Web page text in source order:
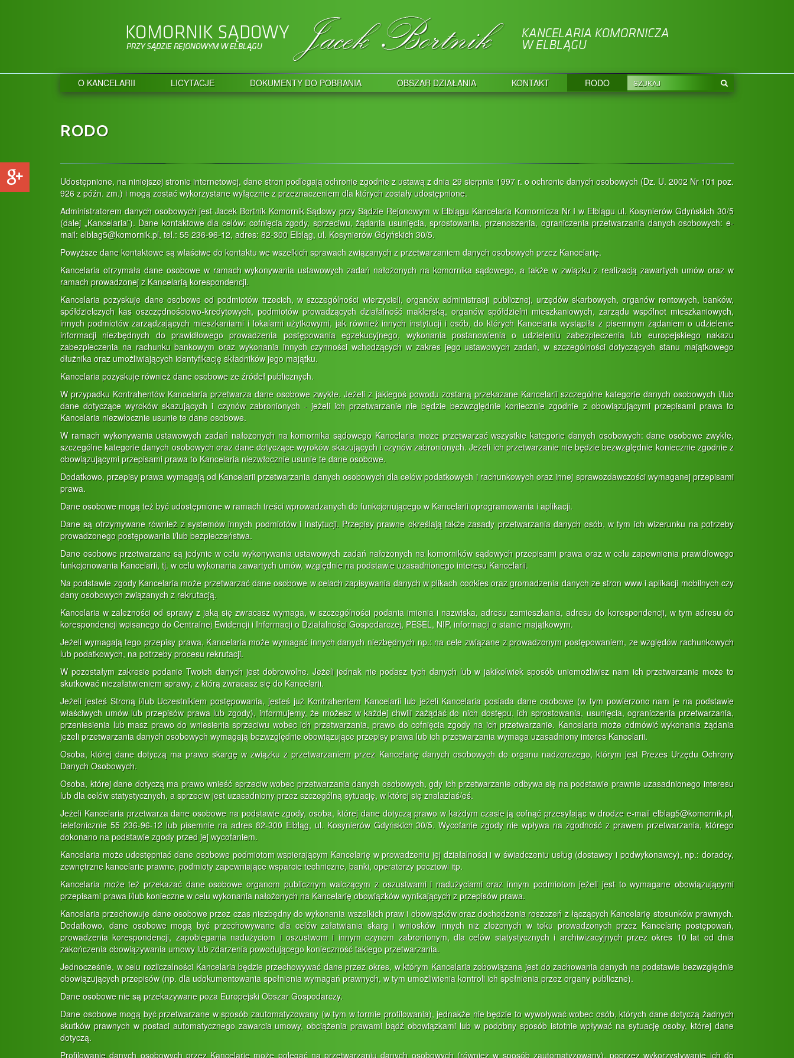
O KANCELARII LICYTACJE DOKUMENTY DO POBRANIA OBSZAR DZIAŁANIA KONTAKT RODO
RODO
Udostępnione, na niniejszej stronie internetowej, dane stron podlegają ochronie zgodnie z ustawą z dnia 29 sierpnia 1997 r. o ochronie danych osobowych (Dz. U. 2002 Nr 101 poz.
926 z późn. zm.) i mogą zostać wykorzystane wyłącznie z przeznaczeniem dla których zostały udostępnione.
Administratorem danych osobowych jest Jacek Bortnik Komornik Sądowy przy Sądzie Rejonowym w Elblągu Kancelaria Komornicza Nr I w Elblągu ul. Kosynierów Gdyńskich 30/5
(dalej „Kancelaria”). Dane kontaktowe dla celów: cofnięcia zgody, sprzeciwu, żądania usunięcia, sprostowania, przenoszenia, ograniczenia przetwarzania danych osobowych: e-
mail: elblag5@komornik.pl, tel.: 55 236-96-12, adres: 82-300 Elbląg, ul. Kosynierów Gdyńskich 30/5.
Powyższe dane kontaktowe są właściwe do kontaktu we wszelkich sprawach związanych z przetwarzaniem danych osobowych przez Kancelarię.
Kancelaria otrzymała dane osobowe w ramach wykonywania ustawowych zadań nałożonych na komornika sądowego, a także w związku z realizacją zawartych umów oraz w
ramach prowadzonej z Kancelarią korespondencji.
Kancelaria pozyskuje dane osobowe od podmiotów trzecich, w szczególności wierzycieli, organów administracji publicznej, urzędów skarbowych, organów rentowych, banków,
spółdzielczych kas oszczędnościowo-kredytowych, podmiotów prowadzących działalność maklerską, organów spółdzielni mieszkaniowych, zarządu wspólnot mieszkaniowych,
innych podmiotów zarządzających mieszkaniami i lokalami użytkowymi, jak również innych instytucji i osób, do których Kancelaria wystąpiła z pisemnym żądaniem o udzielenie
informacji niezbędnych do prawidłowego prowadzenia postępowania egzekucyjnego, wykonania postanowienia o udzieleniu zabezpieczenia lub europejskiego nakazu
zabezpieczenia na rachunku bankowym oraz wykonania innych czynności wchodzących w zakres jego ustawowych zadań, w szczególności dotyczących stanu majątkowego
dłużnika oraz umożliwiających identyfikację składników jego majątku.
Kancelaria pozyskuje również dane osobowe ze źródeł publicznych.
W przypadku Kontrahentów Kancelaria przetwarza dane osobowe zwykłe. Jeżeli z jakiegoś powodu zostaną przekazane Kancelarii szczególne kategorie danych osobowych i/lub
dane dotyczące wyroków skazujących i czynów zabronionych - jeżeli ich przetwarzanie nie będzie bezwzględnie koniecznie zgodnie z obowiązującymi przepisami prawa to
Kancelaria niezwłocznie usunie te dane osobowe.
W ramach wykonywania ustawowych zadań nałożonych na komornika sądowego Kancelaria może przetwarzać wszystkie kategorie danych osobowych: dane osobowe zwykłe,
szczególne kategorie danych osobowych oraz dane dotyczące wyroków skazujących i czynów zabronionych. Jeżeli ich przetwarzanie nie będzie bezwzględnie koniecznie zgodnie z
obowiązującymi przepisami prawa to Kancelaria niezwłocznie usunie te dane osobowe.
Dodatkowo, przepisy prawa wymagają od Kancelarii przetwarzania danych osobowych dla celów podatkowych i rachunkowych oraz innej sprawozdawczości wymaganej przepisami
prawa.
Dane osobowe mogą też być udostępnione w ramach treści wprowadzanych do funkcjonującego w Kancelarii oprogramowania i aplikacji.
Dane są otrzymywane również z systemów innych podmiotów i instytucji. Przepisy prawne określają także zasady przetwarzania danych osób, w tym ich wizerunku na potrzeby
prowadzonego postępowania i/lub bezpieczeństwa.
Dane osobowe przetwarzane są jedynie w celu wykonywania ustawowych zadań nałożonych na komorników sądowych przepisami prawa oraz w celu zapewnienia prawidłowego
funkcjonowania Kancelarii, tj. w celu wykonania zawartych umów, względnie na podstawie uzasadnionego interesu Kancelarii.
Na podstawie zgody Kancelaria może przetwarzać dane osobowe w celach zapisywania danych w plikach cookies oraz gromadzenia danych ze stron www i aplikacji mobilnych czy
dany osobowych związanych z rekrutacją.
Kancelaria w zależności od sprawy z jaką się zwracasz wymaga, w szczególności podania imienia i nazwiska, adresu zamieszkania, adresu do korespondencji, w tym adresu do
korespondencji wpisanego do Centralnej Ewidencji i Informacji o Działalności Gospodarczej, PESEL, NIP, informacji o stanie majątkowym.
Jeżeli wymagają tego przepisy prawa, Kancelaria może wymagać innych danych niezbędnych np.: na cele związane z prowadzonym postępowaniem, ze względów rachunkowych
lub podatkowych, na potrzeby procesu rekrutacji.
W pozostałym zakresie podanie Twoich danych jest dobrowolne. Jeżeli jednak nie podasz tych danych lub w jakikolwiek sposób uniemożliwisz nam ich przetwarzanie może to
skutkować niezałatwieniem sprawy, z którą zwracasz się do Kancelarii.
Jeżeli jesteś Stroną i/lub Uczestnikiem postępowania, jesteś już Kontrahentem Kancelarii lub jeżeli Kancelaria posiada dane osobowe (w tym powierzono nam je na podstawie
właściwych umów lub przepisów prawa lub zgody), informujemy, że możesz w każdej chwili zażądać do nich dostępu, ich sprostowania, usunięcia, ograniczenia przetwarzania,
przeniesienia lub masz prawo do wniesienia sprzeciwu wobec ich przetwarzania, prawo do cofnięcia zgody na ich przetwarzanie. Kancelaria może odmówić wykonania żądania
jeżeli przetwarzania danych osobowych wymagają bezwzględnie obowiązujące przepisy prawa lub ich przetwarzania wymaga uzasadniony interes Kancelarii.
Osoba, której dane dotyczą ma prawo skargę w związku z przetwarzaniem przez Kancelarię danych osobowych do organu nadzorczego, którym jest Prezes Urzędu Ochrony
Danych Osobowych.
Osoba, której dane dotyczą ma prawo wnieść sprzeciw wobec przetwarzania danych osobowych, gdy ich przetwarzanie odbywa się na podstawie prawnie uzasadnionego interesu
lub dla celów statystycznych, a sprzeciw jest uzasadniony przez szczególną sytuację, w której się znalazłaś/eś.
Jeżeli Kancelaria przetwarza dane osobowe na podstawie zgody, osoba, której dane dotyczą prawo w każdym czasie ją cofnąć przesyłając w drodze e-mail elblag5@komornik.pl,
telefonicznie 55 236-96-12 lub pisemnie na adres 82-300 Elbląg, ul. Kosynierów Gdyńskich 30/5. Wycofanie zgody nie wpływa na zgodność z prawem przetwarzania, którego
dokonano na podstawie zgody przed jej wycofaniem.
Kancelaria może udostępniać dane osobowe podmiotom wspierającym Kancelarię w prowadzeniu jej działalności i w świadczeniu usług (dostawcy i podwykonawcy), np.: doradcy,
zewnętrzne kancelarie prawne, podmioty zapewniające wsparcie techniczne, banki, operatorzy pocztowi itp.
Kancelaria może też przekazać dane osobowe organom publicznym walczącym z oszustwami i nadużyciami oraz innym podmiotom jeżeli jest to wymagane obowiązującymi
przepisami prawa i/lub konieczne w celu wykonania nałożonych na Kancelarię obowiązków wynikających z przepisów prawa.
Kancelaria przechowuje dane osobowe przez czas niezbędny do wykonania wszelkich praw i obowiązków oraz dochodzenia roszczeń z łączących Kancelarię stosunków prawnych.
Dodatkowo, dane osobowe mogą być przechowywane dla celów załatwiania skarg i wniosków innych niż złożonych w toku prowadzonych przez Kancelarię postępowań,
prowadzenia korespondencji, zapobiegania nadużyciom i oszustwom i innym czynom zabronionym, dla celów statystycznych i archiwizacyjnych przez okres 10 lat od dnia
zakończenia obowiązywania umowy lub zdarzenia powodującego konieczność takiego przetwarzania.
Jednocześnie, w celu rozliczalności Kancelaria będzie przechowywać dane przez okres, w którym Kancelaria zobowiązana jest do zachowania danych na podstawie bezwzględnie
obowiązujących przepisów (np. dla udokumentowania spełnienia wymagań prawnych, w tym umożliwienia kontroli ich spełnienia przez organy publiczne).
Dane osobowe nie są przekazywane poza Europejski Obszar Gospodarczy.
Dane osobowe mogą być przetwarzane w sposób zautomatyzowany (w tym w formie profilowania), jednakże nie będzie to wywoływać wobec osób, których dane dotyczą żadnych
skutków prawnych w postaci automatycznego zawarcia umowy, obciążenia prawami bądź obowiązkami lub w podobny sposób istotnie wpływać na sytuację osoby, której dane
dotyczą.
Profilowanie danych osobowych przez Kancelarię może polegać na przetwarzaniu danych osobowych (również w sposób zautomatyzowany), poprzez wykorzystywanie ich do